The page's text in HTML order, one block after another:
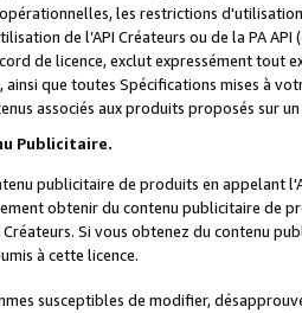
les restrictions
de l’API Créateurs ou de la PA
de licence, exclut expressément tout
ainsi que toutes Spécifications mises à
associés aux produits proposés sur
Publicitaire.
publicitaire de produits en appelant
obtenir du contenu publicitaire de
Si vous obtenez du contenu
à cette licence.
susceptibles de modifier,